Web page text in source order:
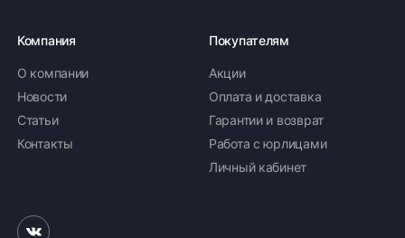
Компания
О компании
Новости
Статьи
Контакты
Покупателям
Акции
Оплата и доставка
Гарантии и возврат
Работа с юрлицами
Личный кабинет